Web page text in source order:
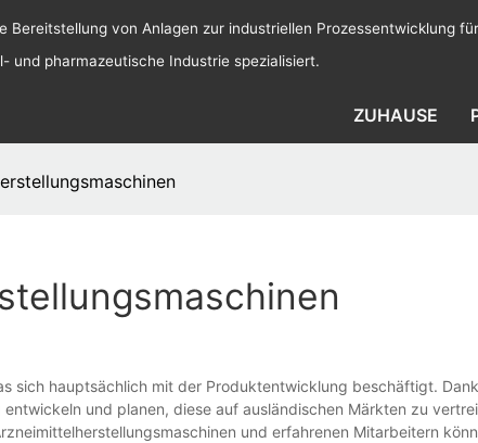
Bereitstellung von Anlagen zur industriellen Prozessentwicklung
und pharmazeutische Industrie spezialisiert.
ZUHAUSE
sich hauptsächlich mit der Produktentwicklung beschäftigt.
und planen, diese auf ausländischen Märkten zu
und erfahrenen Mitarbeitern